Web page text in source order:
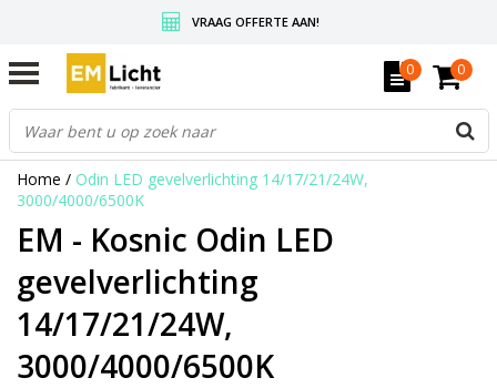
VRAAG OFFERTE AAN!
GRATIS VERZENDING BOVEN DE € 350,-
WEDERVERKOPERS KRIJGEN ALTIJD KORTING, INFORMEER!
0 0
Home / Odin LED gevelverlichting 14/17/21/24W,
3000/4000/6500K
EM - Kosnic Odin LED
gevelverlichting
14/17/21/24W,
3000/4000/6500K